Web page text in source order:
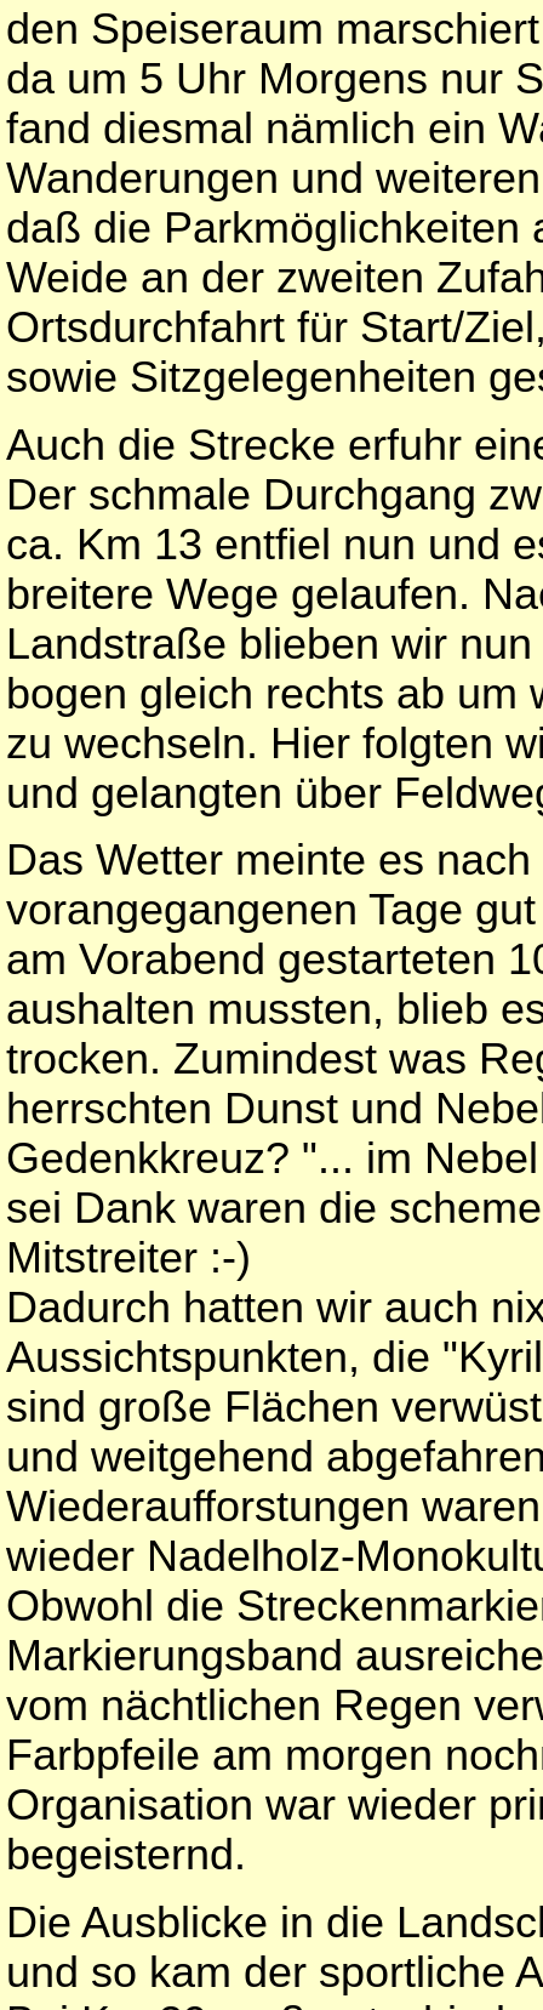
den Speiseraum
da um 5 Uhr Morgens nur
fand diesmal nämlich ein
Wanderungen und
daß die Parkmöglichkeiten
Weide an der zweiten
Ortsdurchfahrt für Start/
sowie Sitzgelegenheiten
Auch die Strecke erfuhr
Der schmale Durchgang
ca. Km 13 entfiel nun und
breitere Wege gelaufen.
Landstraße blieben wir
bogen gleich rechts ab um
zu wechseln. Hier folgten
und gelangten über
Das Wetter meinte es
vorangegangenen Tage
am Vorabend gestarteten
aushalten mussten, blieb
trocken. Zumindest was
herrschten Dunst und
Gedenkkreuz? "... im
sei Dank waren die
Mitstreiter :-)
Dadurch hatten wir auch
Aussichtspunkten, die
sind große Flächen
und weitgehend
Wiederaufforstungen
wieder Nadelholz-
Obwohl die
Markierungsband
vom nächtlichen Regen
Farbpfeile am morgen
Organisation war wieder
begeisternd.
Die Ausblicke in die
und so kam der sportliche